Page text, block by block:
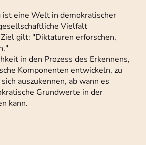
eine Welt in demokratischer
Vielfalt
gilt: "Diktaturen erforschen,
in den Prozess des Erkennens,
Komponenten entwickeln, zu
auszukennen, ab wann es
Grundwerte in der
kann.